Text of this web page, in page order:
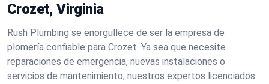
Crozet, Virginia
Rush Plumbing se enorgullece de ser la empresa de
plomería confiable para Crozet. Ya sea que necesite
reparaciones de emergencia, nuevas instalaciones o
servicios de mantenimiento, nuestros expertos licenciados